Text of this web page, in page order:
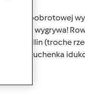
wolnoobrotowej
wygrywa!
do wedlin (troche
kuchenka